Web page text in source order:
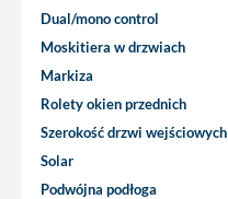
Dual/mono control
Moskitiera w drzwiach
Markiza
Rolety okien przednich
Szerokość drzwi wejściowych
Solar
Podwójna podłoga